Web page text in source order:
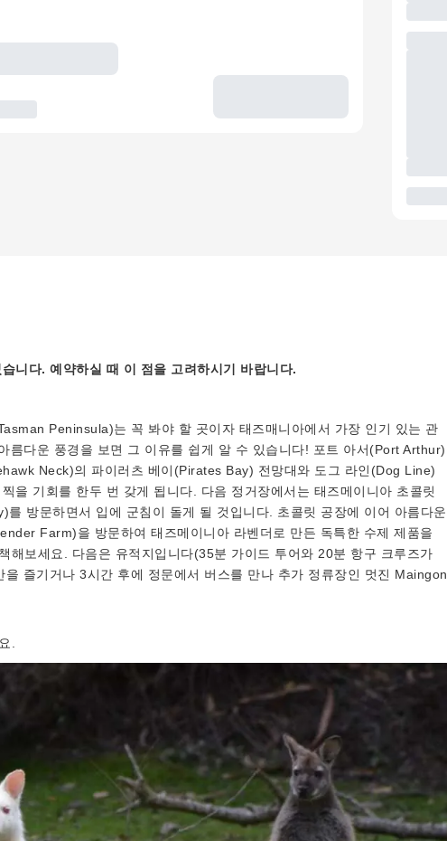
니다. 예약하실 때 이 점을 고려하시기 바랍니다.
Peninsula)는 꼭 봐야 할 곳이자 태즈매니아에서 가장 인기 있는 관
름다운 풍경을 보면 그 이유를 쉽게 알 수 있습니다! 포트 아서(Port Arthur)
Neck)의 파이러츠 베이(Pirates Bay) 전망대와 도그 라인(Dog Line)
을 기회를 한두 번 갖게 됩니다. 다음 정거장에서는 태즈메이니아 초콜릿
방문하면서 입에 군침이 돌게 될 것입니다. 초콜릿 공장에 이어 아름다운
Farm)을 방문하여 태즈메이니아 라벤더로 만든 독특한 수제 제품을
해보세요. 다음은 유적지입니다(35분 가이드 투어와 20분 항구 크루즈가
즐기거나 3시간 후에 정문에서 버스를 만나 추가 정류장인 멋진 Maingon
.